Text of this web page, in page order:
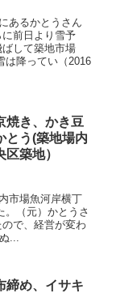
あるかとうさん
前日より雪予
して築地市場
降ってい（2016
焼き、かき豆
とう(築地場内
築地）
市場魚河岸横丁
。（元）かとうさ
で、経営が変わ
...
締め、イサキ